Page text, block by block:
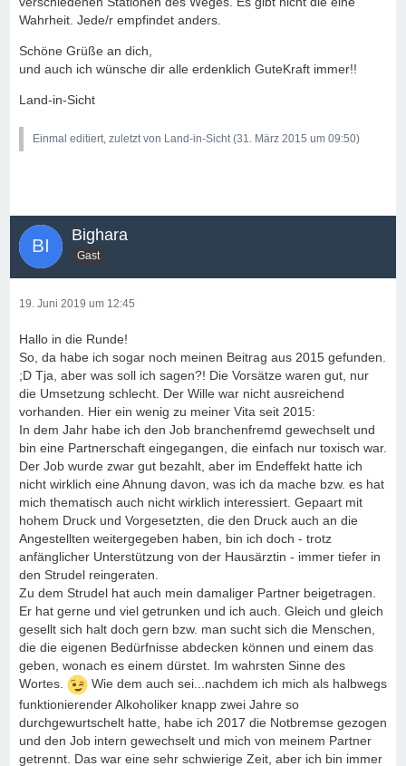
Wahrheit. Jede/r empfindet anders.
Schöne Grüße an dich,
und auch ich wünsche dir alle erdenklich GuteKraft immer!!
Land-in-Sicht
Einmal editiert, zuletzt von Land-in-Sicht (31. März 2015 um 09:50)
Bighara
Gast
19. Juni 2019 um 12:45
Hallo in die Runde!
So, da habe ich sogar noch meinen Beitrag aus 2015 gefunden.
;D Tja, aber was soll ich sagen?! Die Vorsätze waren gut, nur
die Umsetzung schlecht. Der Wille war nicht ausreichend
vorhanden. Hier ein wenig zu meiner Vita seit 2015:
In dem Jahr habe ich den Job branchenfremd gewechselt und
bin eine Partnerschaft eingegangen, die einfach nur toxisch war.
Der Job wurde zwar gut bezahlt, aber im Endeffekt hatte ich
nicht wirklich eine Ahnung davon, was ich da mache bzw. es hat
mich thematisch auch nicht wirklich interessiert. Gepaart mit
hohem Druck und Vorgesetzten, die den Druck auch an die
Angestellten weitergegeben haben, bin ich doch - trotz
anfänglicher Unterstützung von der Hausärztin - immer tiefer in
den Strudel reingeraten.
Zu dem Strudel hat auch mein damaliger Partner beigetragen.
Er hat gerne und viel getrunken und ich auch. Gleich und gleich
gesellt sich halt doch gern bzw. man sucht sich die Menschen,
die die eigenen Bedürfnisse abdecken können und einem das
geben, wonach es einem dürstet. Im wahrsten Sinne des
Wortes.
Wie dem auch sei...nachdem ich mich als halbwegs
funktionierender Alkoholiker knapp zwei Jahre so
durchgewurtschelt hatte, habe ich 2017 die Notbremse gezogen
und den Job intern gewechselt und mich von meinem Partner
getrennt. Das war eine sehr schwierige Zeit, aber ich bin immer